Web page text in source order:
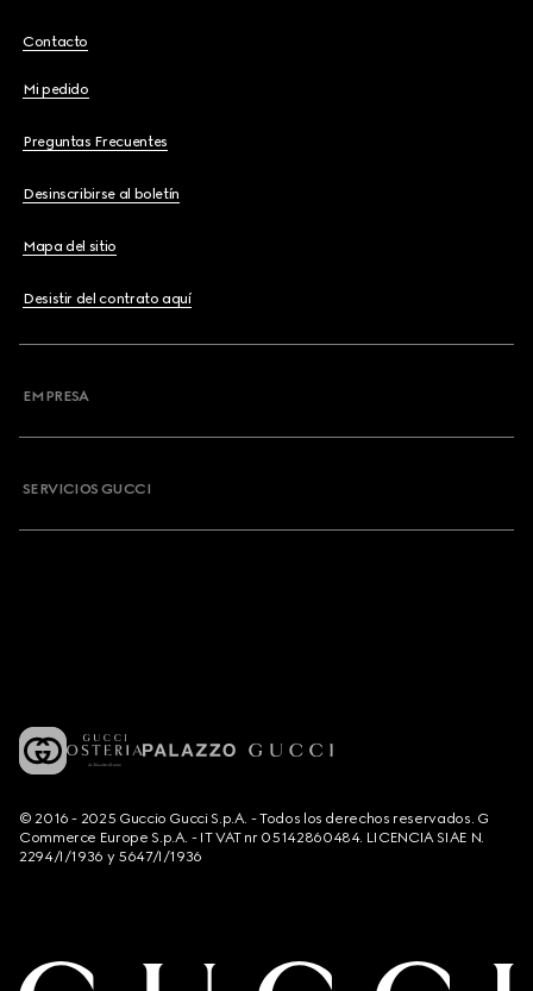
Contacto
Mi pedido
Preguntas Frecuentes
Desinscribirse al boletín
Mapa del sitio
Desistir del contrato aquí
EMPRESA
SERVICIOS GUCCI
© 2016 - 2025 Guccio Gucci S.p.A. - Todos los derechos reservados. G
Commerce Europe S.p.A. - IT VAT nr 05142860484. LICENCIA SIAE N.
2294/I/1936 y 5647/I/1936